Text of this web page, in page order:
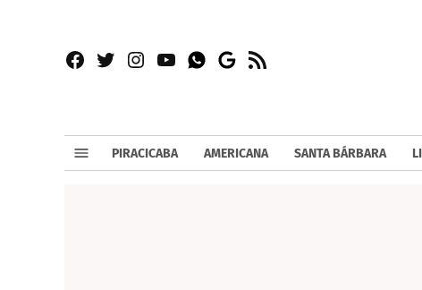
Facebook
TwitterInstagram
YouTubeWhatsapp
Google
RSS
PIRACICABA AMERICANA SANTA BÁRBARA